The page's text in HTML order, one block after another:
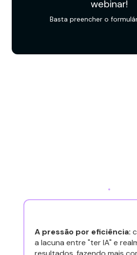
webinar!
Basta preencher o
A pressão por eficiência:
a lacuna entre "ter IA" e